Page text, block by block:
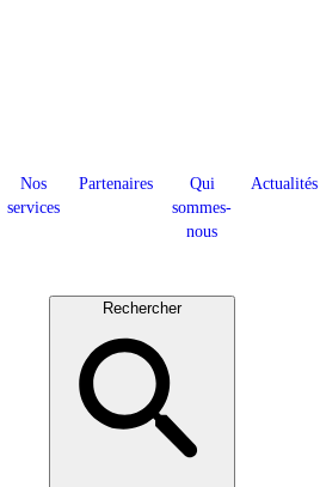
Nos
services
Partenaires
Qui
sommes-
nous
Actualités
Rechercher